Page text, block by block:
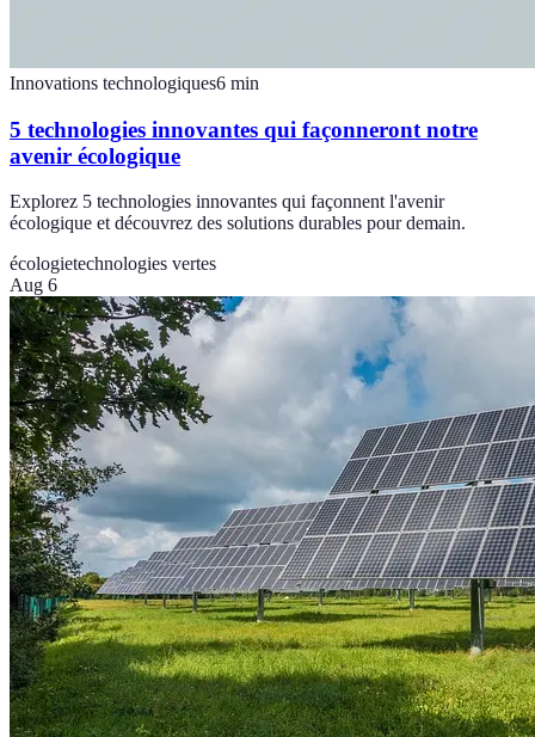
Innovations technologiques6 min
5 technologies innovantes qui façonneront notre
avenir écologique
Explorez 5 technologies innovantes qui façonnent l'avenir
écologique et découvrez des solutions durables pour demain.
écologietechnologies vertes
Aug 6